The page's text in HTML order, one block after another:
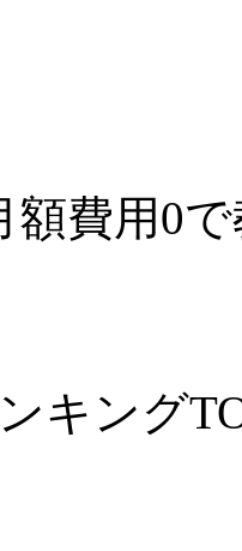
額費用0
キング